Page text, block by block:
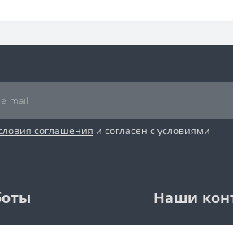
соглашения и согласен с условиями
Наши